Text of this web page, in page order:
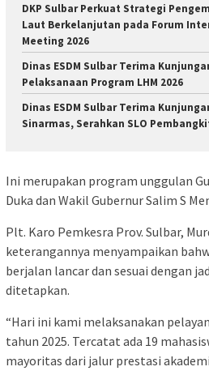
DKP Sulbar Perkuat Strategi
Laut Berkelanjutan pada Forum
Meeting 2026
Dinas ESDM Sulbar Terima
Pelaksanaan Program LHM 2026
Dinas ESDM Sulbar Terima
Sinarmas, Serahkan SLO
Ini merupakan program unggulan
Duka dan Wakil Gubernur Salim S
Plt. Karo Pemkesra Prov. Sulbar,
keterangannya menyampaikan
berjalan lancar dan sesuai dengan
ditetapkan.
“Hari ini kami melaksanakan
tahun 2025. Tercatat ada 19
mayoritas dari jalur prestasi